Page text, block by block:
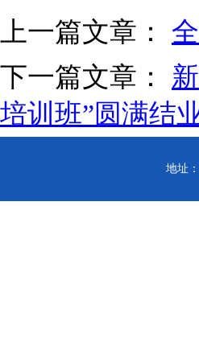
上一篇文章：
下一篇文章：
培训班”圆满结
地址